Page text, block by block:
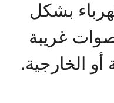
بشكل
غريبة
أو الخارجية.